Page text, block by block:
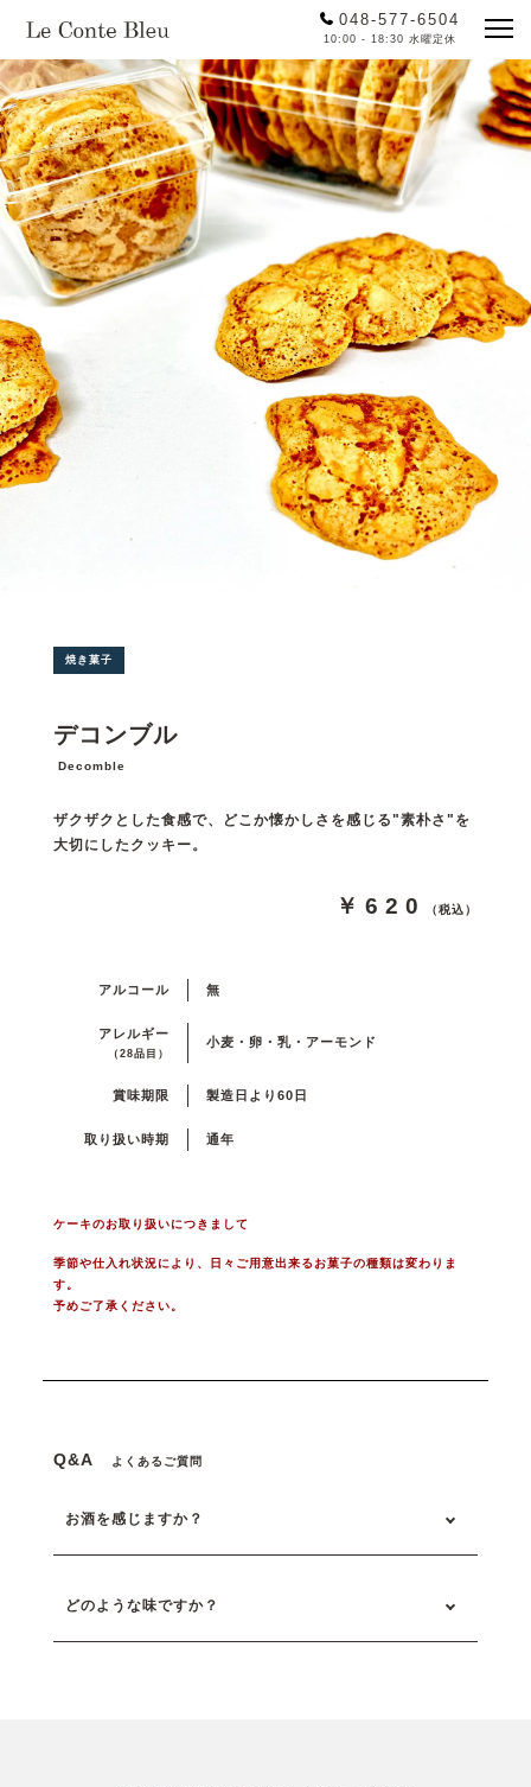
048-577-6504
10:00 - 18:30 水曜定休
焼き菓子
デコンブル
Decomble
ザクザクとした食感で、どこか懐かしさを感じる"素朴さ"を
大切にしたクッキー。
￥620 （税込）
アルコール 無
アレルギー
（28品目）
小麦・卵・乳・アーモンド
賞味期限 製造日より60日
取り扱い時期 通年
ケーキのお取り扱いにつきまして
季節や仕入れ状況により、日々ご用意出来るお菓子の種類は変わりま
す。
予めご了承ください。
Q&A よくあるご質問
お酒を感じますか？
どのような味ですか？